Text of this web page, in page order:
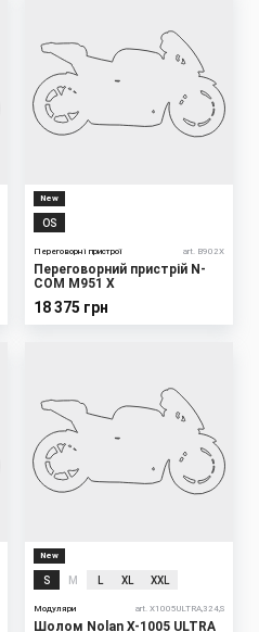
New
OS
Переговорні пристрої art. B902X
Переговорний пристрій N-
COM M951 X
18 375 грн
New
S M XL XXL
Модуляри art. X1005ULTRA,324,S
Шолом Nolan X-1005 ULTRA